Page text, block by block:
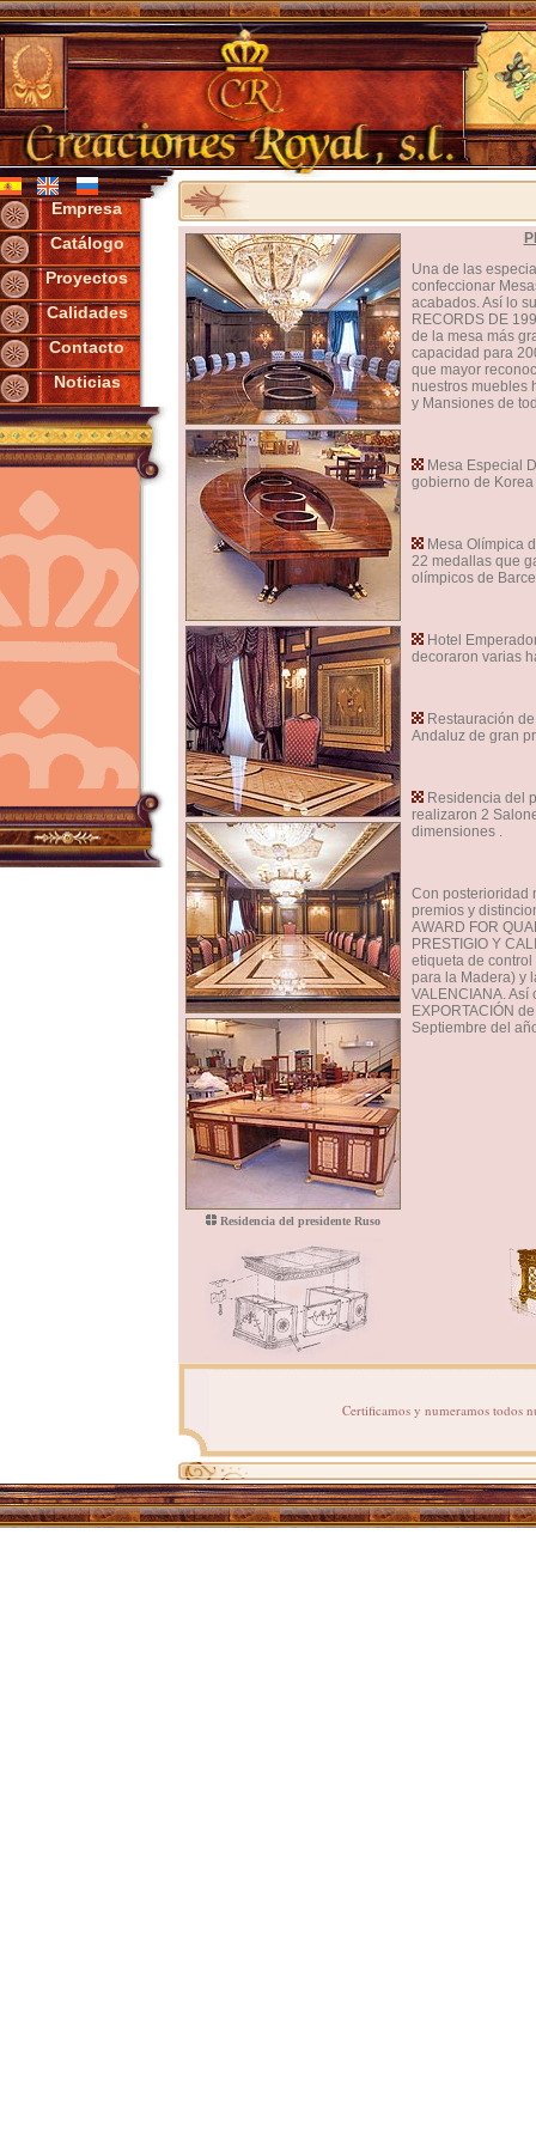
Empresa
Catálogo
Proyectos
Calidades
Contacto
Noticias
Residencia del presidente Ruso
Una de las
confeccionar
acabados. Así lo
RECORDS DE
de la mesa más
capacidad para
que mayor
nuestros muebles
y Mansiones de
Mesa Especial
gobierno de Korea
Mesa Olímpica
22 medallas que
olímpicos de
Hotel
decoraron varias
Restauración
Andaluz de gran
Residencia del
realizaron 2
dimensiones .
Con posterioridad
premios y
AWARD FOR
PRESTIGIO Y
etiqueta de
para la Madera) y
VALENCIANA. Así
EXPORTACIÓN
Septiembre del
Certificamos y numeramos todos